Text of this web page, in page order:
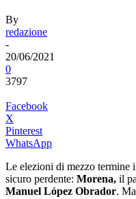
By
redazione
-
20/06/2021
0
3797
Facebook
X
Pinterest
WhatsApp
Le elezioni di mezzo termine
sicuro perdente: Morena, il
Manuel López Obrador.